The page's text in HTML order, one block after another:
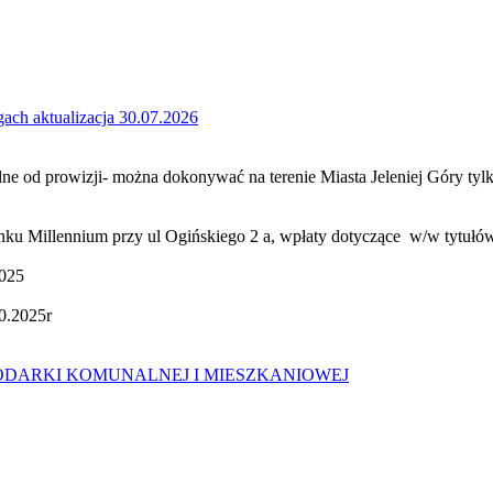
aktualizacja 30.07.2026
od prowizji- można dokonywać na terenie Miasta Jeleniej Góry
Millennium przy ul Ogińskiego 2 a, wpłaty dotyczące w/w
KOMUNALNEJ I MIESZKANIOWEJ